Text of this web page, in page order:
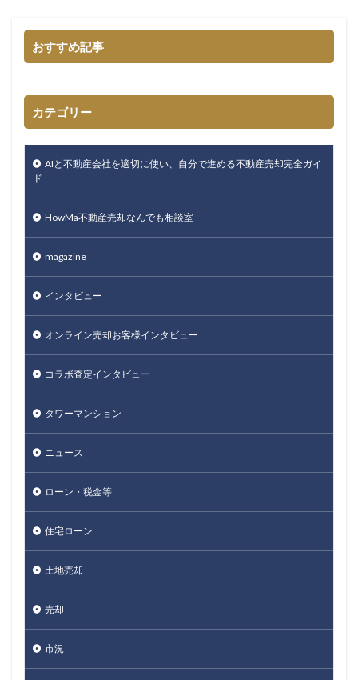
おすすめ記事
カテゴリー
AIと不動産会社を適切に使い、自分で進める不動産売却完全ガイ
ド
HowMa不動産売却なんでも相談室
magazine
インタビュー
オンライン売却お客様インタビュー
コラボ査定インタビュー
タワーマンション
ニュース
ローン・税金等
住宅ローン
土地売却
売却
市況